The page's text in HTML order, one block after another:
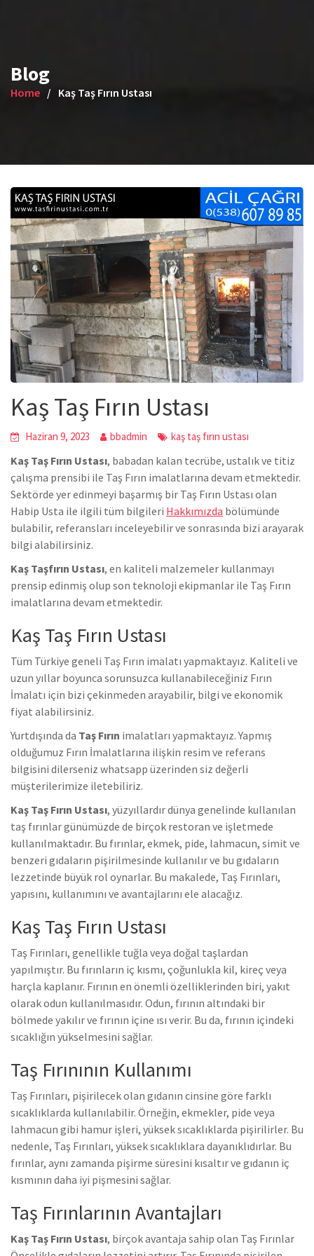
Blog
Home Kaş Taş Fırın Ustası
Kaş Taş Fırın Ustası
Haziran 9, 2023 bbadmin kaş taş fırın ustası
Kaş Taş Fırın Ustası, babadan kalan tecrübe, ustalık ve titiz
çalışma prensibi ile Taş Fırın imalatlarına devam etmektedir.
Sektörde yer edinmeyi başarmış bir Taş Fırın Ustası olan
Habip Usta ile ilgili tüm bilgileri Hakkımızda bölümünde
bulabilir, referansları inceleyebilir ve sonrasında bizi arayarak
bilgi alabilirsiniz.
Kaş Taşfırın Ustası, en kaliteli malzemeler kullanmayı
prensip edinmiş olup son teknoloji ekipmanlar ile Taş Fırın
imalatlarına devam etmektedir.
Kaş Taş Fırın Ustası
Tüm Türkiye geneli Taş Fırın imalatı yapmaktayız. Kaliteli ve
uzun yıllar boyunca sorunsuzca kullanabileceğiniz Fırın
İmalatı için bizi çekinmeden arayabilir, bilgi ve ekonomik
fiyat alabilirsiniz.
Yurtdışında da Taş Fırın imalatları yapmaktayız. Yapmış
olduğumuz Fırın İmalatlarına ilişkin resim ve referans
bilgisini dilerseniz whatsapp üzerinden siz değerli
müşterilerimize iletebiliriz.
Kaş Taş Fırın Ustası, yüzyıllardır dünya genelinde kullanılan
taş fırınlar günümüzde de birçok restoran ve işletmede
kullanılmaktadır. Bu fırınlar, ekmek, pide, lahmacun, simit ve
benzeri gıdaların pişirilmesinde kullanılır ve bu gıdaların
lezzetinde büyük rol oynarlar. Bu makalede, Taş Fırınları,
yapısını, kullanımını ve avantajlarını ele alacağız.
Kaş Taş Fırın Ustası
Taş Fırınları, genellikle tuğla veya doğal taşlardan
yapılmıştır. Bu fırınların iç kısmı, çoğunlukla kil, kireç veya
harçla kaplanır. Fırının en önemli özelliklerinden biri, yakıt
olarak odun kullanılmasıdır. Odun, fırının altındaki bir
bölmede yakılır ve fırının içine ısı verir. Bu da, fırının içindeki
sıcaklığın yükselmesini sağlar.
Taş Fırınının Kullanımı
Taş Fırınları, pişirilecek olan gıdanın cinsine göre farklı
sıcaklıklarda kullanılabilir. Örneğin, ekmekler, pide veya
lahmacun gibi hamur işleri, yüksek sıcaklıklarda pişirilirler. Bu
nedenle, Taş Fırınları, yüksek sıcaklıklara dayanıklıdırlar. Bu
fırınlar, aynı zamanda pişirme süresini kısaltır ve gıdanın iç
kısmının daha iyi pişmesini sağlar.
Taş Fırınlarının Avantajları
Kaş Taş Fırın Ustası, birçok avantaja sahip olan Taş Fırınlar